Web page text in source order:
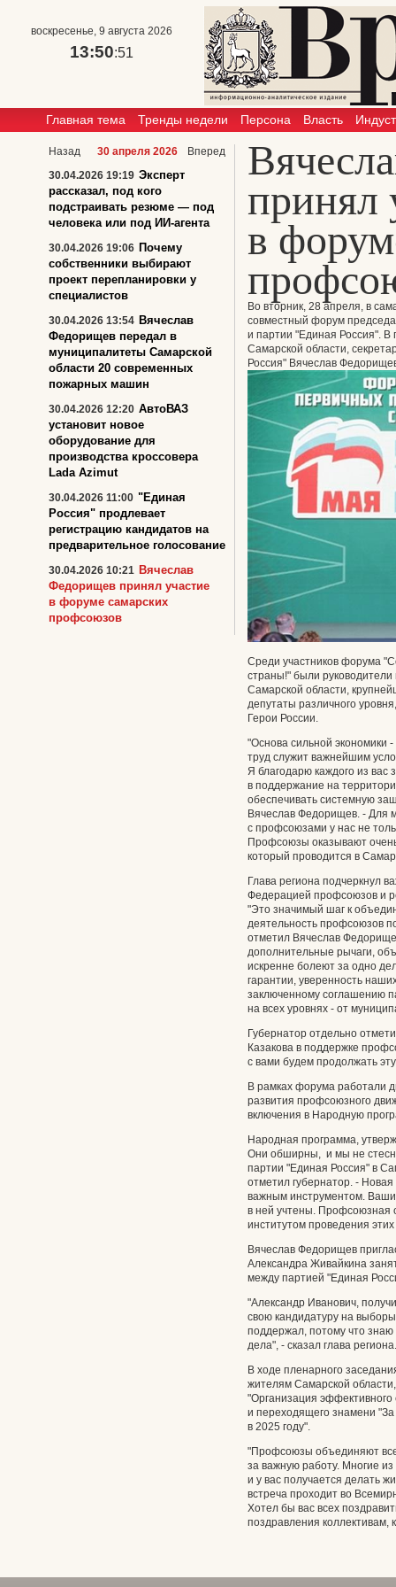
воскресенье, 9 августа 2026
13:50:51
Главная тема Тренды недели Персона Власть
принял
в
Во вторник, 28 апреля, в
совместный форум
и партии "Единая Россия". В
Самарской области,
Россия" Вячеслав
Среди участников форума
страны!" были
Самарской области,
депутаты различного
Герои России.
"Основа сильной
труд служит важнейшим
Я благодарю каждого из вас
в поддержание на
обеспечивать системную
Вячеслав Федорищев. - Для
с профсоюзами у нас не
Профсоюзы оказывают
который проводится в
Глава региона подчеркнул
Федерацией профсоюзов и
"Это значимый шаг к
деятельность профсоюзов
отметил Вячеслав
дополнительные рычаги,
искренне болеют за одно
гарантии, уверенность
заключенному соглашению
на всех уровнях - от
Губернатор отдельно
Казакова в поддержке
с вами будем продолжать
В рамках форума работали
развития профсоюзного
включения в Народную
Народная программа,
Они обширны, и мы не
партии "Единая Россия" в
отметил губернатор. -
важным инструментом.
в ней учтены. Профсоюзная
институтом проведения
Вячеслав Федорищев
Александра Живайкина
между партией "Единая
"Александр Иванович,
свою кандидатуру на
поддержал, потому что знаю
дела", - сказал глава региона.
В ходе пленарного
жителям Самарской
"Организация эффективного
и переходящего знамени
в 2025 году".
"Профсоюзы объединяют
за важную работу. Многие
и у вас получается делать
встреча проходит во
Хотел бы вас всех
поздравления коллективам,
Назад 30 апреля 2026
Вперед
30.04.2026 19:19 Эксперт
рассказал, под кого
подстраивать резюме — под
человека или под ИИ-агента
30.04.2026 19:06 Почему
собственники выбирают
проект перепланировки у
специалистов
30.04.2026 13:54 Вячеслав
Федорищев передал в
муниципалитеты Самарской
области 20 современных
пожарных машин
30.04.2026 12:20 АвтоВАЗ
установит новое
оборудование для
производства кроссовера
Lada Azimut
30.04.2026 11:00 "Единая
Россия" продлевает
регистрацию кандидатов на
предварительное голосование
30.04.2026 10:21 Вячеслав
Федорищев принял участие
в форуме самарских
профсоюзов